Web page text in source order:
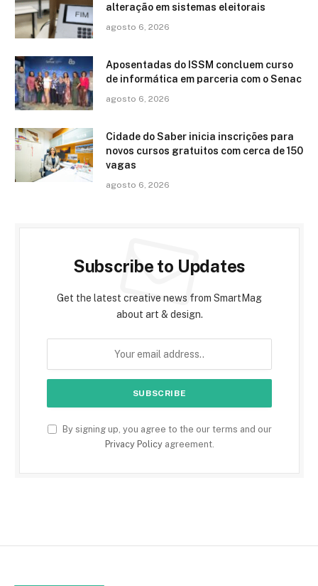
alteração em sistemas eleitorais
agosto 6, 2026
Aposentadas do ISSM concluem curso
de informática em parceria com o Senac
agosto 6, 2026
Cidade do Saber inicia inscrições para
novos cursos gratuitos com cerca de 150
vagas
agosto 6, 2026
Subscribe to Updates
Get the latest creative news from SmartMag
about art & design.
By signing up, you agree to the our terms and our
Privacy Policyagreement.